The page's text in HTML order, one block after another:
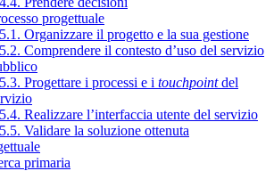
progettuale
Organizzare il progetto e la sua gestione
Comprendere il contesto d’uso del servizio
Progettare i processi e i touchpointdel
Realizzare l’interfaccia utente del servizio
Validare la soluzione ottenuta
primaria